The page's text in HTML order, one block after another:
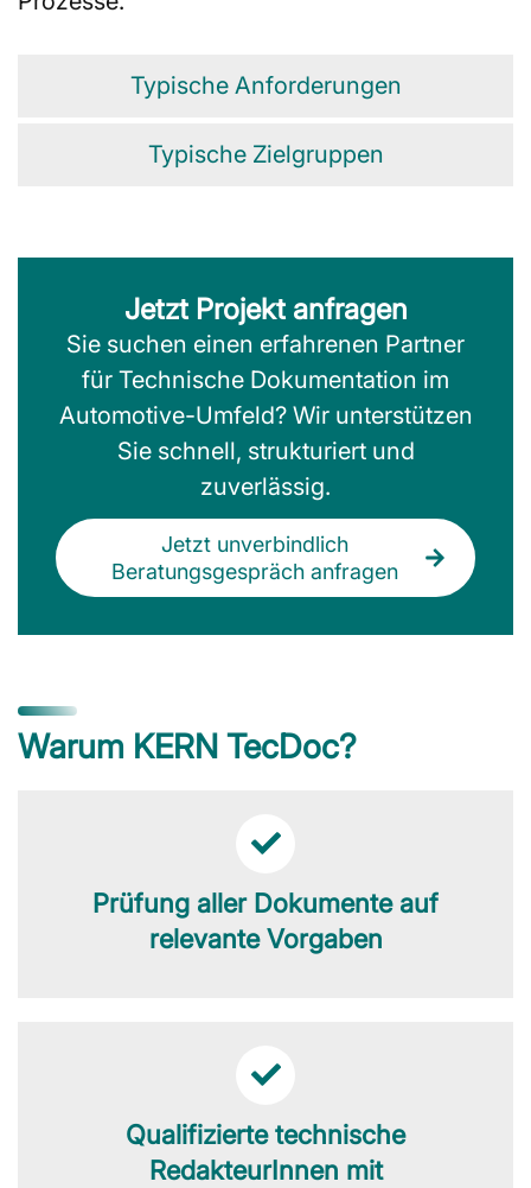
Typische Anforderungen
Typische Zielgruppen
Jetzt Projekt anfragen
Sie suchen einen erfahrenen Partner
für Technische Dokumentation im
Automotive-Umfeld? Wir unterstützen
Sie schnell, strukturiert und
zuverlässig.
Jetzt unverbindlich
Beratungsgespräch anfragen
Warum KERN TecDoc?
Prüfung aller Dokumente auf
relevante Vorgaben
Qualifizierte technische
RedakteurInnen mit